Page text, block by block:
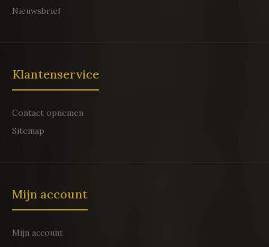
Nieuwsbrief
Klantenservice
Contact opnemen
Sitemap
Mijn account
Mijn account